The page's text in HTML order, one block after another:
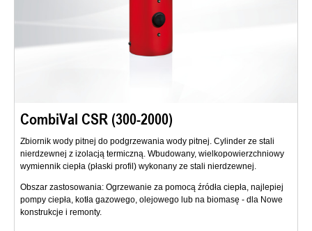
CombiVal CSR (300-2000)
Zbiornik wody pitnej do podgrzewania wody pitnej. Cylinder ze stali
nierdzewnej z izolacją termiczną. Wbudowany, wielkopowierzchniowy
wymiennik ciepła (płaski profil) wykonany ze stali nierdzewnej.
Obszar zastosowania: Ogrzewanie za pomocą źródła ciepła, najlepiej
pompy ciepła, kotła gazowego, olejowego lub na biomasę - dla Nowe
konstrukcje i remonty.